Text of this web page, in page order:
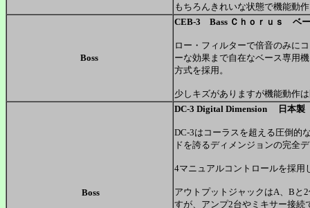
もちろんきれいな状態で機能
Boss
CEB-3 Bass Ｃｈｏｒｕｓ ベ
ロー・フィルターで倍音のみに
ーな効果まで自在なベース専用
方式を採用。
少しキズがありますが機能動
Boss
DC-3 Digital Dimension 日本製
DC-3はコーラスを超える圧倒的
ドを誇るディメンジョンの完全
4マニュアルコントロールを採用
アウトプットジャックはA、Bと
すが、アンプ2台やミキサー接続